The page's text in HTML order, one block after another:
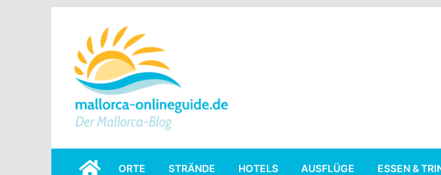
content
ORTE STRÄNDE HOTELS AUSFLÜGE ESSEN &